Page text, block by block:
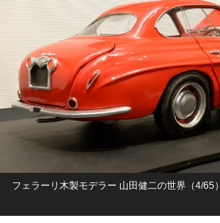
フェラーリ木製モデラー 山田健二の世界（4/65）